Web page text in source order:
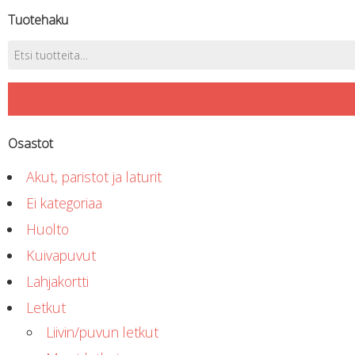
Tuotehaku
Etsi:
Osastot
Akut, paristot ja laturit
Ei kategoriaa
Huolto
Kuivapuvut
Lahjakortti
Letkut
Liivin/puvun letkut